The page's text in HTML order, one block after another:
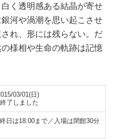
く透明感ある結晶が寄せ
河や渦潮を思い起こさせ
れ、形には残らない。だ
様相や生命の軌跡は記憶
03/01(日)
了しました
日は18:00まで／入場は閉館30分